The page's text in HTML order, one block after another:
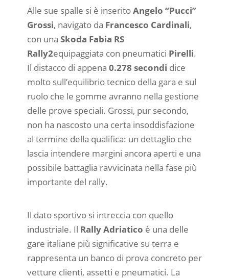
Alle sue spalle si è inseritoAngelo “Pucci”
Grossi, navigato da Francesco Cardinali,
con una Skoda Fabia RS
Rally2equipaggiata con pneumatici Pirelli.
Il distacco di appena 0.278 secondi dice
molto sull’equilibrio tecnico della gara e sul
ruolo che le gomme avranno nella gestione
delle prove speciali. Grossi, pur secondo,
non ha nascosto una certa insoddisfazione
al termine della qualifica: un dettaglio che
lascia intendere margini ancora aperti e una
possibile battaglia ravvicinata nella fase più
importante del rally.
Il dato sportivo si intreccia con quello
industriale. Il Rally Adriatico è una delle
gare italiane più significative su terra e
rappresenta un banco di prova concreto per
vetture clienti, assetti e pneumatici. La